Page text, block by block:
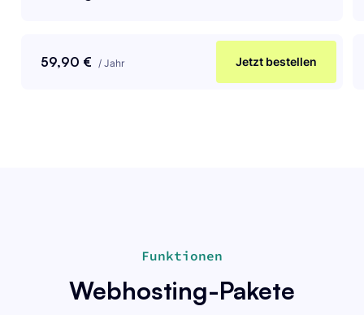
59,90 € / Jahr Jetzt bestellen
Funktionen
Webhosting-Pakete